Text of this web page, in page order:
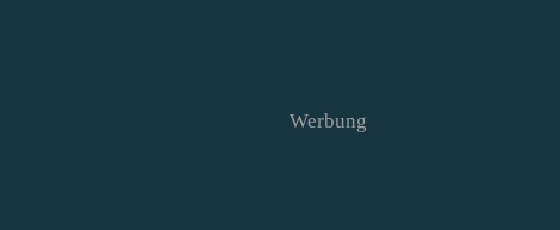
Werbung